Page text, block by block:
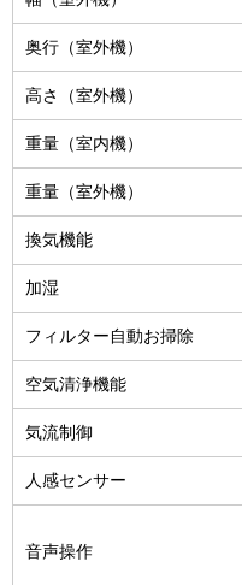
奥行（室外機）
高さ（室外機）
重量（室内機）
重量（室外機）
換気機能
加湿
フィルター自動お掃除
空気清浄機能
気流制御
人感センサー
音声操作